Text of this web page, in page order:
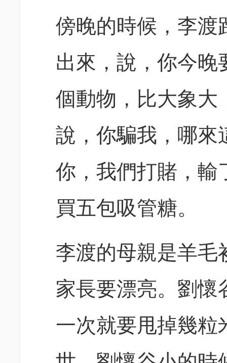
傍晚的時候，李渡
出來，說，你今晚
個動物，比大象大
說，你騙我，哪來
你，我們打賭，輸
買五包吸管糖。
李渡的母親是羊毛
家長要漂亮。劉懷
一次就要甩掉幾粒